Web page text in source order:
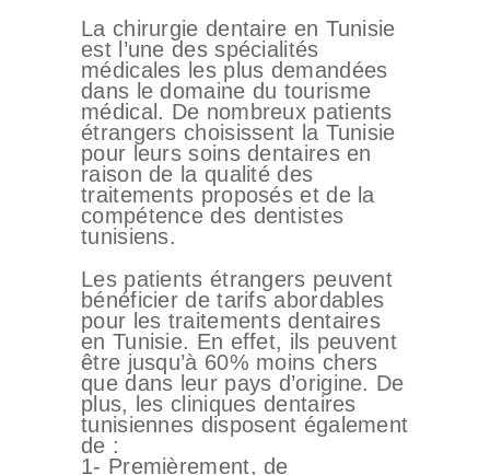
CHIRURGIE
ESTHÉTIQUE
INTERVENTIONS
MÉDECINS
A PROPOS
SÉJOUR
CONTACT
DEMANDE DE
La chirurgie dentaire en Tunisie
est l’une des spécialités
médicales les plus demandées
dans le domaine du tourisme
médical. De nombreux patients
étrangers choisissent la Tunisie
pour leurs soins dentaires en
raison de la qualité des
traitements proposés et de la
compétence des dentistes
tunisiens.
Les patients étrangers peuvent
bénéficier de tarifs abordables
pour les traitements dentaires
en Tunisie. En effet, ils peuvent
être jusqu’à 60% moins chers
que dans leur pays d’origine. De
plus, les cliniques dentaires
tunisiennes disposent également
de :
1- Premièrement, de